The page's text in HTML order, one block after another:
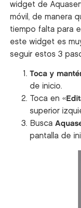
widget de
móvil, de manera
tiempo falta para
este widget es
seguir estos 3
Toca y
de inicio.
Toca en «
superior
Busca
pantalla de